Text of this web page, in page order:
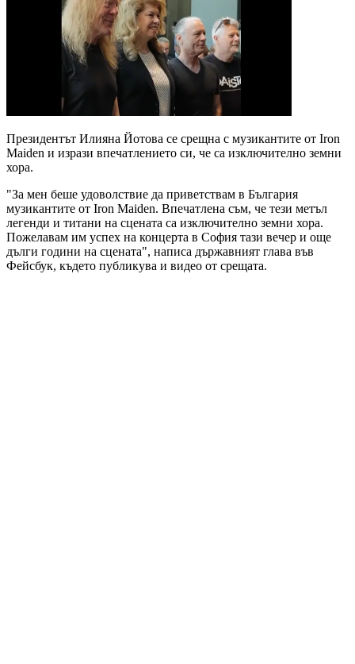
Президентът Илияна Йотова се срещна с музикантите от Iron
Maiden и изрази впечатлението си, че са изключително земни
хора.
"За мен беше удоволствие да приветствам в България
музикантите от Iron Maiden. Впечатлена съм, че тези метъл
легенди и титани на сцената са изключително земни хора.
Пожелавам им успех на концерта в София тази вечер и още
дълги години на сцената", написа държавният глава във
Фейсбук, където публикува и видео от срещата.